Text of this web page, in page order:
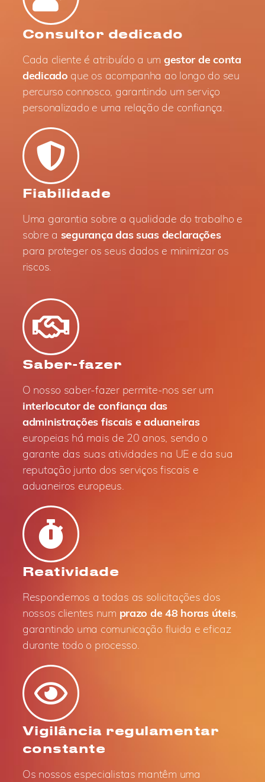
Consultor dedicado
Cada cliente é atribuído a um gestor de conta
dedicado que os acompanha ao longo do seu
percurso connosco, garantindo um serviço
personalizado e uma relação de confiança.
Fiabilidade
Uma garantia sobre a qualidade do trabalho e
sobre a segurança das suas declarações
para proteger os seus dados e minimizar os
riscos.
Saber-fazer
O nosso saber-fazer permite-nos ser um
interlocutor de confiança das
administrações fiscais e aduaneiras
europeias há mais de 20 anos, sendo o
garante das suas atividades na UE e da sua
reputação junto dos serviços fiscais e
aduaneiros europeus.
Reatividade
Respondemos a todas as solicitações dos
nossos clientes num prazo de 48 horas úteis,
garantindo uma comunicação fluida e eficaz
durante todo o processo.
Vigilância regulamentar
constante
Os nossos especialistas mantêm uma